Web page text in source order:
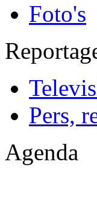
Foto's
Pers,
Agenda